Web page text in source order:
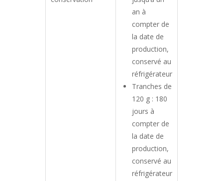
an à
compter de
la date de
production,
conservé au
réfrigérateur
Tranches de
120 g : 180
jours à
compter de
la date de
production,
conservé au
réfrigérateur